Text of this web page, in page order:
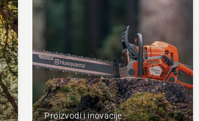
Proizvodi i inovacije